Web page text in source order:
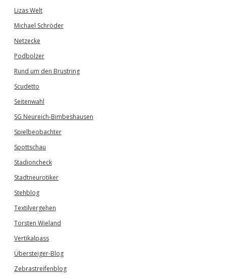
Lizas Welt
Michael Schröder
Netzecke
Podbolzer
Rund um den Brustring
Scudetto
Seitenwahl
SG Neureich-Bimbeshausen
Spielbeobachter
Spottschau
Stadioncheck
Stadtneurotiker
Stehblog
Textilvergehen
Torsten Wieland
Vertikalpass
Übersteiger-Blog
Zebrastreifenblog